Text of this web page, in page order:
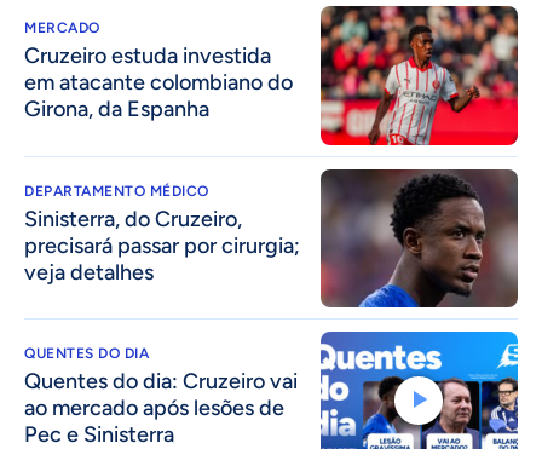
MERCADO
Cruzeiro estuda investida
em atacante colombiano do
Girona, da Espanha
DEPARTAMENTO MÉDICO
Sinisterra, do Cruzeiro,
precisará passar por cirurgia;
veja detalhes
QUENTES DO DIA
Quentes do dia: Cruzeiro vai
ao mercado após lesões de
Pec e Sinisterra